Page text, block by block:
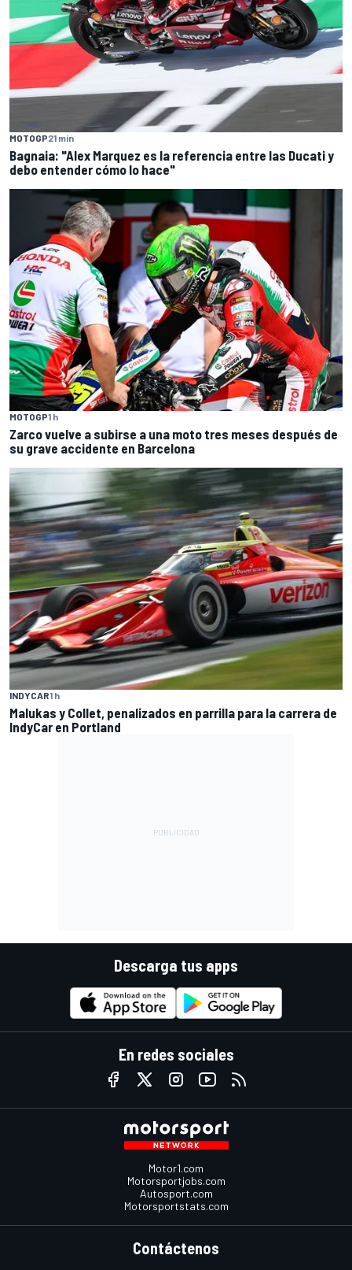
MOTOGP21 min
Bagnaia: "Alex Marquez es la referencia entre las Ducati y
debo entender cómo lo hace"
MOTOGP1 h
Zarco vuelve a subirse a una moto tres meses después de
su grave accidente en Barcelona
INDYCAR1 h
Malukas y Collet, penalizados en parrilla para la carrera de
IndyCar en Portland
Descarga tus apps
En redes sociales
Motor1.com
Motorsportjobs.com
Autosport.com
Motorsportstats.com
Contáctenos